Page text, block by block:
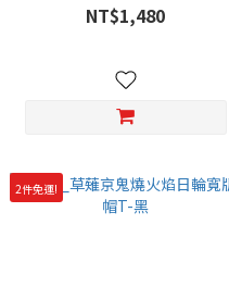
NT$1,480
2件免運!